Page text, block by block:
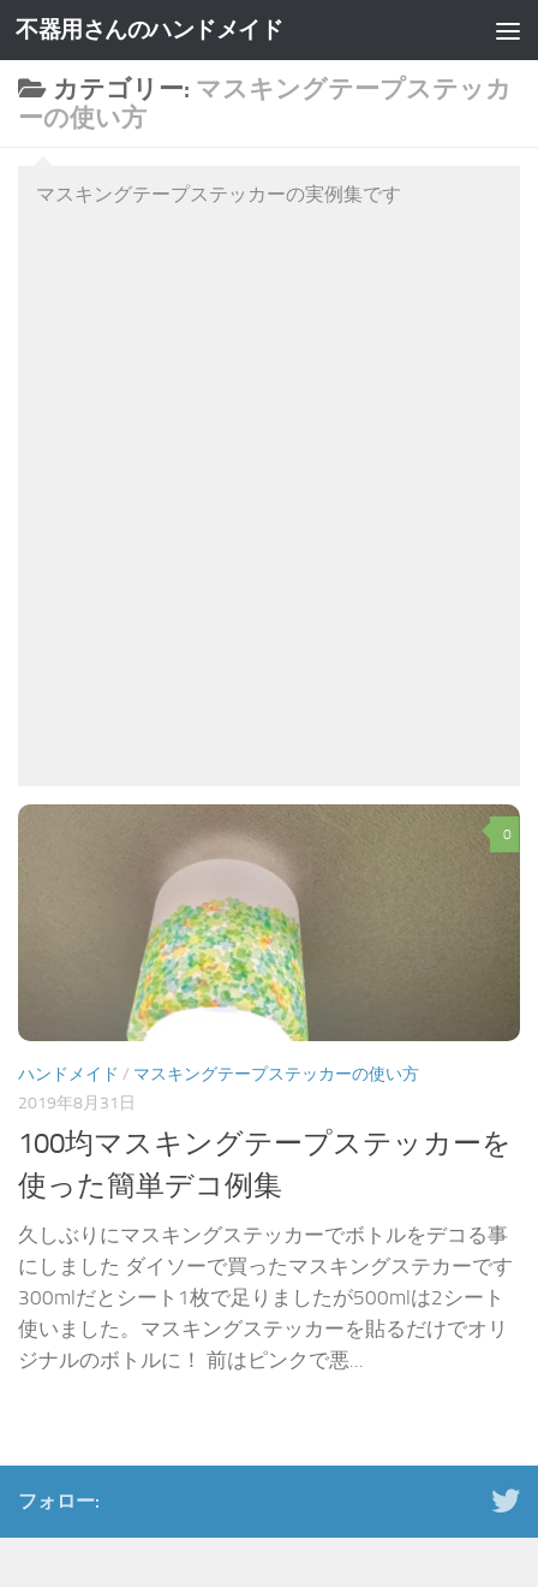
不器用さんのハンドメイド
カテゴリー: マスキングテープステッカ
ーの使い方
マスキングテープステッカーの実例集です
0
ハンドメイド / マスキングテープステッカーの使い方
2019年8月31日
100均マスキングテープステッカーを
使った簡単デコ例集
久しぶりにマスキングステッカーでボトルをデコる事
にしました ダイソーで買ったマスキングステカーです
300mlだとシート1枚で足りましたが500mlは2シート
使いました。マスキングステッカーを貼るだけでオリ
ジナルのボトルに！ 前はピンクで悪...
フォロー: